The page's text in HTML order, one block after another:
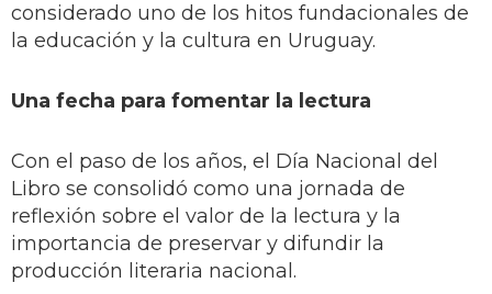
considerado uno de los hitos fundacionales de
la educación y la cultura en Uruguay.
Una fecha para fomentar la lectura
Con el paso de los años, el Día Nacional del
Libro se consolidó como una jornada de
reflexión sobre el valor de la lectura y la
importancia de preservar y difundir la
producción literaria nacional.